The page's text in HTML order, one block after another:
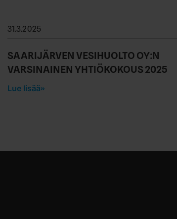
31.3.2025
SAARIJÄRVEN VESIHUOLTO OY:N
VARSINAINEN YHTIÖKOKOUS 2025
Lue lisää